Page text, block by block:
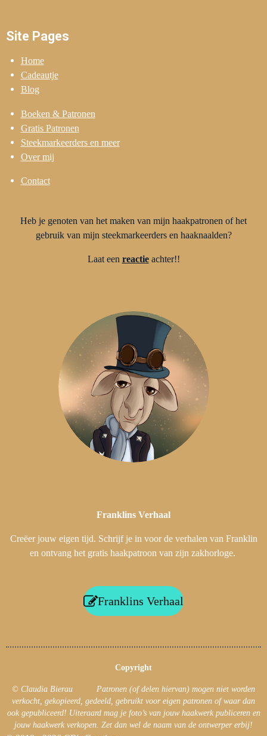
Site Pages
Home
Cadeautje
Blog
Boeken & Patronen
Gratis Patronen
Steekmarkeerders en meer
Over mij
Contact
Heb je genoten van het maken van mijn haakpatronen of het
gebruik van mijn steekmarkeerders en haaknaalden?
Laat een reactieachter!!
Franklins Verhaal
Creëer jouw eigen tijd. Schrijf je in voor de verhalen van Franklin
en ontvang het gratis haakpatroon van zijn zakhorloge.
Franklins Verhaal
Copyright
© Claudia Bierau Patronen (of delen hiervan) mogen niet worden
verkocht, gekopieerd, gedeeld, gebruikt voor eigen patronen of waar dan
ook gepubliceerd! Uiteraard mag je foto’s van jouw haakwerk publiceren en
jouw haakwerk verkopen. Zet dan wel de naam van de ontwerper erbij!